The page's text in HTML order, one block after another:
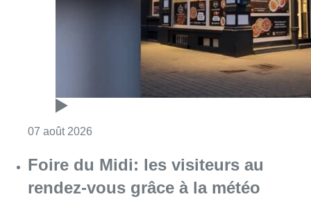
07 août 2026
Foire du Midi: les visiteurs au
rendez-vous grâce à la météo